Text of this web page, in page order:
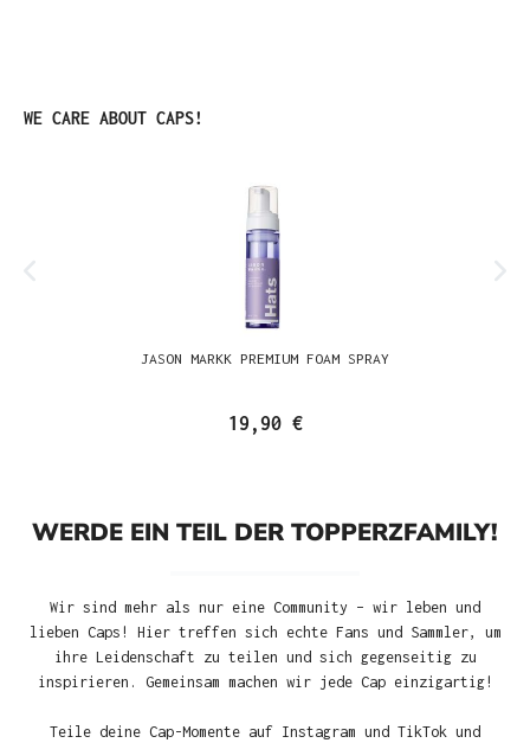
Produktgalerie überspringen
WE CARE ABOUT CAPS!
JASON MARKK PREMIUM FOAM SPRAY
19,90 €
WERDE EIN TEIL DER TOPPERZFAMILY!
Wir sind mehr als nur eine Community – wir leben und
lieben Caps! Hier treffen sich echte Fans und Sammler, um
ihre Leidenschaft zu teilen und sich gegenseitig zu
inspirieren. Gemeinsam machen wir jede Cap einzigartig!
Teile deine Cap-Momente auf Instagram und TikTok und